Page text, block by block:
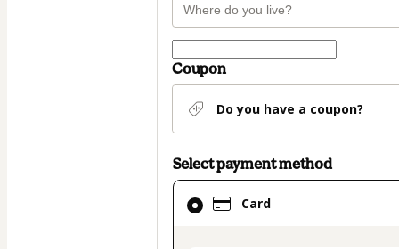
Coupon
Do you have a coupon?
Select payment method
Card
Card
selected